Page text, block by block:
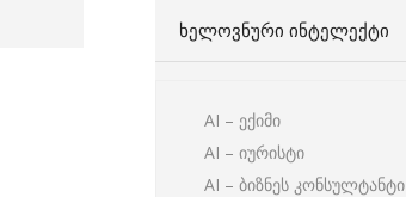
ᲮᲔᲚᲝᲕᲜᲣᲠᲘ ᲘᲜᲢᲔᲚᲔᲥᲢᲘ
AI – ექიმი
AI – იურისტი
AI – ბიზნეს კონსულტანტი